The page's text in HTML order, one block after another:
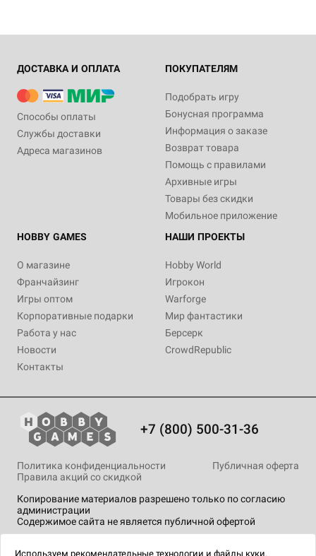
ДОСТАВКА И ОПЛАТА
Способы оплаты
Службы доставки
Адреса магазинов
ПОКУПАТЕЛЯМ
Подобрать игру
Бонусная программа
Информация о заказе
Возврат товара
Помощь с правилами
Архивные игры
Товары без скидки
Мобильное приложение
HOBBY GAMES
О магазине
Франчайзинг
Игры оптом
Корпоративные подарки
Работа у нас
Новости
Контакты
НАШИ ПРОЕКТЫ
Hobby World
Игрокон
Warforge
Мир фантастики
Берсерк
CrowdRepublic
+7 (800) 500-31-36
Копирование материалов разрешено только по согласию
администрации
Содержимое сайта не является публичной офертой
Политика конфиденциальности
Публичная оферта
Правила акций со скидкой
технологии.
Используем рекомендательные технологии и файлы куки.